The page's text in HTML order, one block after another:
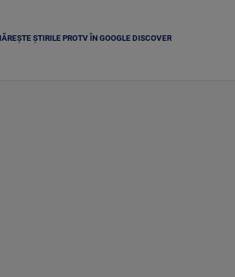
ȘTIRILE PROTV ÎN GOOGLE DISCOVER